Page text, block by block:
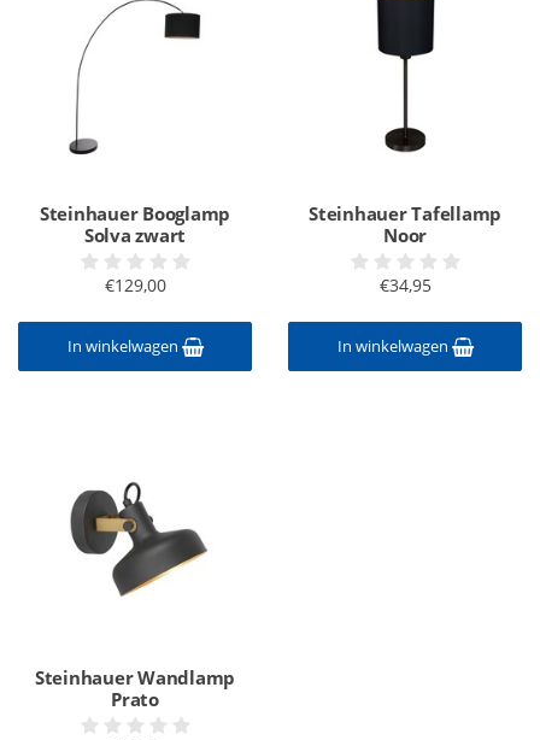
Steinhauer Booglamp
Solva zwart
€129,00
In winkelwagen
Steinhauer Tafellamp
Noor
€34,95
In winkelwagen
Steinhauer Wandlamp
Prato